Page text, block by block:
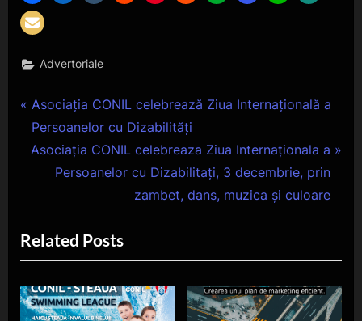
articole
Advertoriale
Navigare
în
articole
P
r
e
u
s
P
o
Asociația CONIL celebrează Ziua Internațională a
Persoanelor cu Dizabilități
N
P
o
s
t
Asociația CONIL celebreaza Ziua Internaționala a
Persoanelor cu Dizabilitați, 3 decembrie, prin
zambet, dans, muzica și culoare
Related Posts